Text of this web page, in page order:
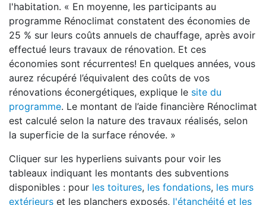
l'habitation. « En moyenne, les participants au
programme Rénoclimat constatent des économies de
25 % sur leurs coûts annuels de chauffage, après avoir
effectué leurs travaux de rénovation. Et ces
économies sont récurrentes! En quelques années, vous
aurez récupéré l’équivalent des coûts de vos
rénovations éconergétiques, explique le site du
programme. Le montant de l’aide financière Rénoclimat
est calculé selon la nature des travaux réalisés, selon
la superficie de la surface rénovée. »
Cliquer sur les hyperliens suivants pour voir les
tableaux indiquant les montants des subventions
disponibles : pour les toitures, les fondations, les murs
extérieurs et les planchers exposés, l'étanchéité et les